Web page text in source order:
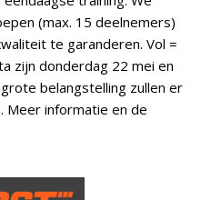
(max. 15 deelnemers)
te garanderen. Vol =
zijn donderdag 22 mei en
belangstelling zullen er
Meer informatie en de